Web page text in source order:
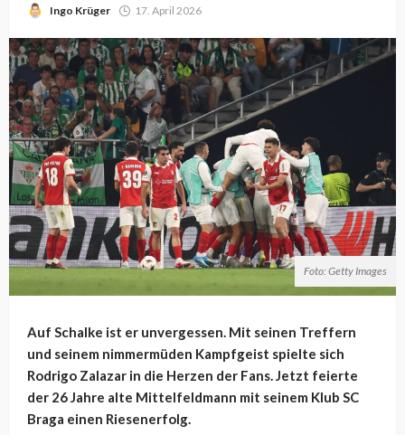
Ingo Krüger 17. April 2026
Foto: Getty Images
Auf Schalke ist er unvergessen. Mit seinen Treffern
und seinem nimmermüden Kampfgeist spielte sich
Rodrigo Zalazar in die Herzen der Fans. Jetzt feierte
der 26 Jahre alte Mittelfeldmann mit seinem Klub SC
Braga einen Riesenerfolg.